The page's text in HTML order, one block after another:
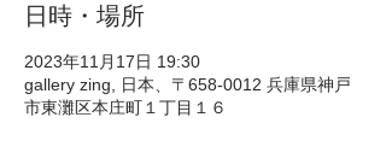
日時・場所
2023年11月17日 19:30
gallery zing, 日本、〒658-0012 兵庫県神戸
市東灘区本庄町１丁目１６